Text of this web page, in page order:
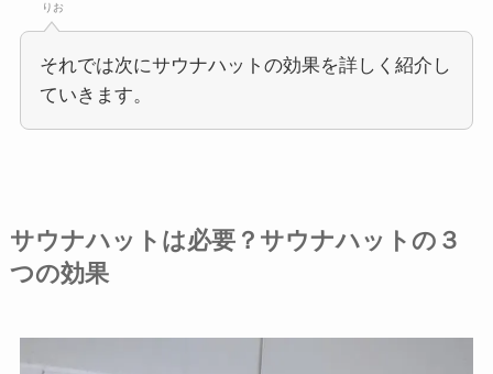
りお
それでは次にサウナハットの効果を詳しく紹介し
ていきます。
サウナハットは必要？サウナハットの３
つの効果